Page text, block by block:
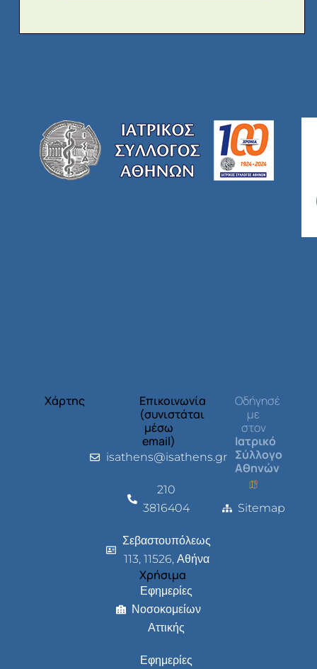
Χάρτης
Επικοινωνία
(συνιστάται
μέσω
email)
isathens@isathens.gr
210
3816404
Σεβαστουπόλεως
113, 11526, Αθήνα
Χρήσιμα
Εφημερίες
Νοσοκομείων
Αττικής
Εφημερίες
Οδήγησέ
με
στον
Ιατρικό
Σύλλογο
Αθηνών
Sitemap